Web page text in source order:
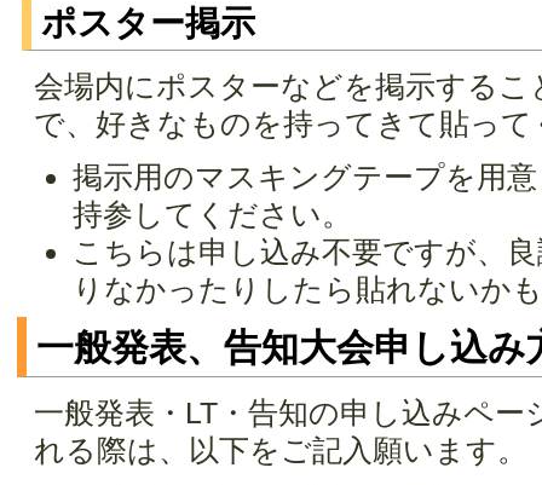
ポスター掲示
会場内にポスターなどを掲示する
で、好きなものを持ってきて貼っ
掲示用のマスキングテープを用
持参してください。
こちらは申し込み不要ですが、
りなかったりしたら貼れないか
一般発表、告知大会申し込み
一般発表・LT・告知の申し込みペー
れる際は、以下をご記入願います。